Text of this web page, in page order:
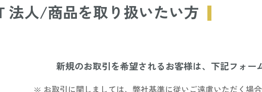
法人/商品を取り扱いたい方
新規のお取引を希望されるお客様は、下記フォー
お取引に関しましては、弊社基準に従いご遠慮いただく場